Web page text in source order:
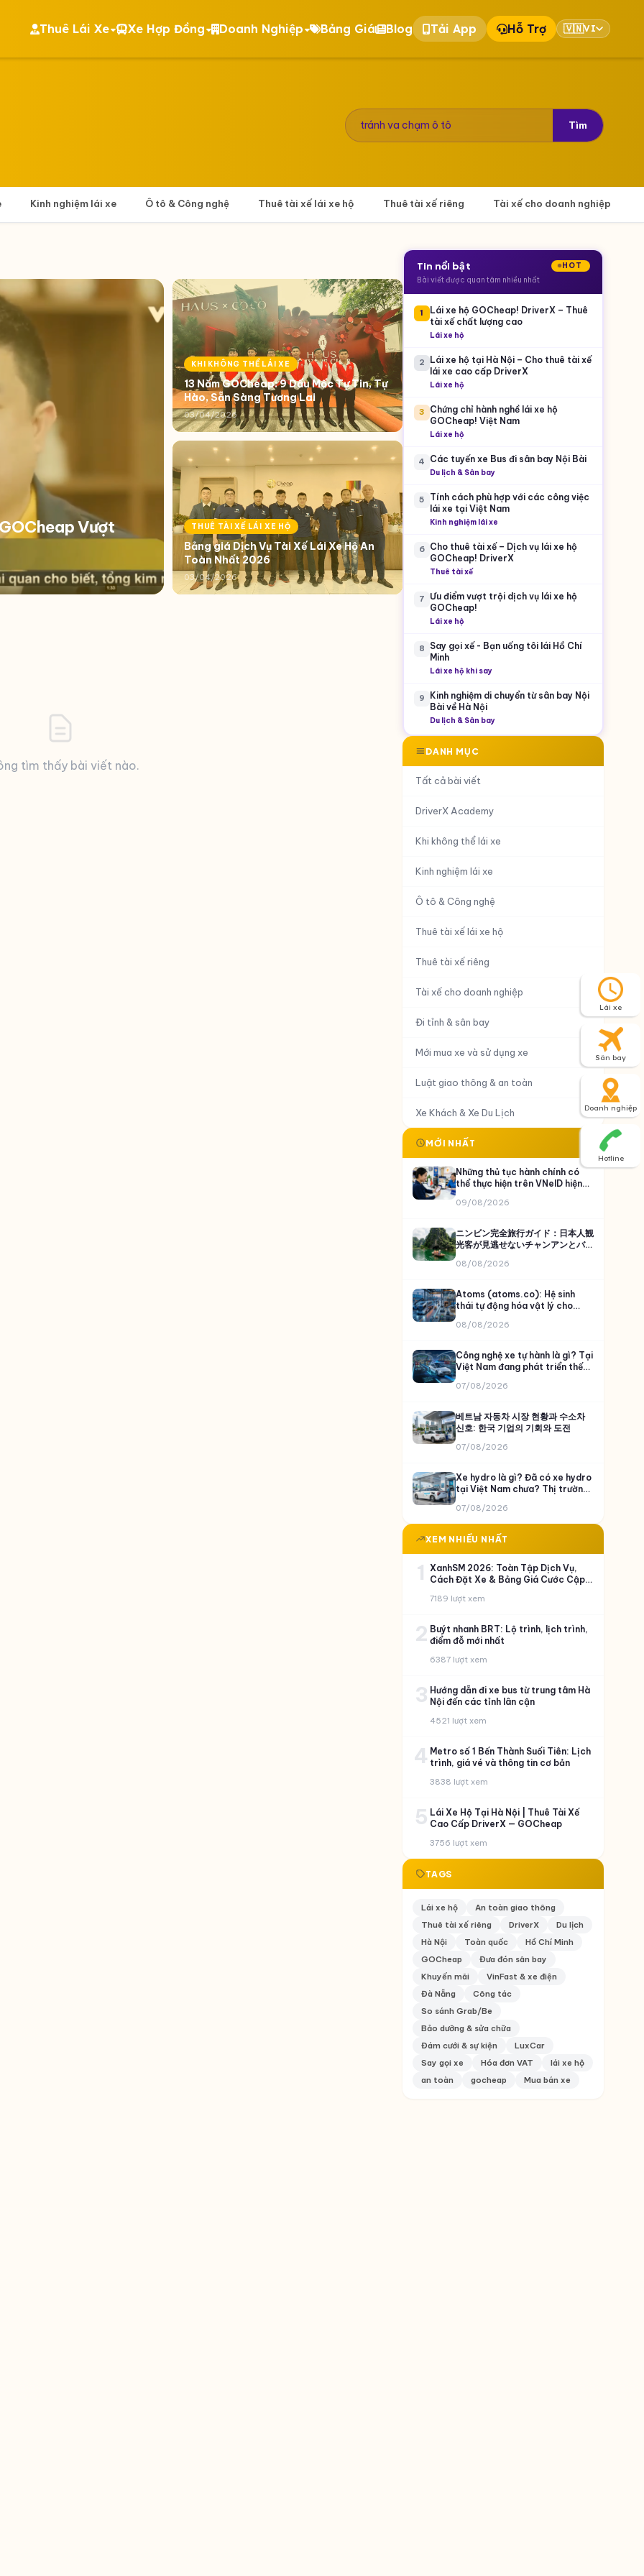
Thuê Lái Xe Xe Hợp Đồng Doanh Nghiệp Bảng Giá Blog Tải App Hỗ Trợ 🇻🇳VI
Tìm
Kinh nghiệm lái xe Ô tô & Công nghệ Thuê tài xế lái xe hộ Thuê tài xế riêng Tài xế cho doanh nghiệp
Vượt
KHI KHÔNG THỂ LÁI XE
13 Năm GOCheap: 9 Dấu Mốc Tự Tin, Tự
Hào, Sẵn Sàng Tương Lai
03/04/2026
THUÊ TÀI XẾ LÁI XE HỘ
Bảng giá Dịch Vụ Tài Xế Lái Xe Hộ An
Toàn Nhất 2026
03/04/2026
tìm thấy bài viết nào.
Tin nổi bật
HOT
Bài viết được quan tâm nhiều nhất
1
Lái xe hộ GOCheap! DriverX – Thuê
tài xế chất lượng cao
Lái xe hộ
2 Lái xe hộ tại Hà Nội – Cho thuê tài xế
lái xe cao cấp DriverX
Lái xe hộ
3 Chứng chỉ hành nghề lái xe hộ
GOCheap! Việt Nam
Lái xe hộ
4 Các tuyến xe Bus đi sân bay Nội Bài
Du lịch & Sân bay
5
Tính cách phù hợp với các công việc
lái xe tại Việt Nam
Kinh nghiệm lái xe
6
Cho thuê tài xế – Dịch vụ lái xe hộ
GOCheap! DriverX
Thuê tài xế
7
Ưu điểm vượt trội dịch vụ lái xe hộ
GOCheap!
Lái xe hộ
8
Say gọi xế - Bạn uống tôi lái Hồ Chí
Minh
Lái xe hộ khi say
9
Kinh nghiệm di chuyển từ sân bay Nội
Bài về Hà Nội
Du lịch & Sân bay
DANH MỤC
Tất cả bài viết
DriverX Academy
Khi không thể lái xe
Kinh nghiệm lái xe
Ô tô & Công nghệ
Thuê tài xế lái xe hộ
Thuê tài xế riêng
Tài xế cho doanh nghiệp
Đi tỉnh & sân bay
Mới mua xe và sử dụng xe
Luật giao thông & an toàn
Xe Khách & Xe Du Lịch
MỚI NHẤT
Những thủ tục hành chính có
thể thực hiện trên VNeID hiện
09/08/2026
ニンビン完全旅行ガイド：日本人観
光客が見逃せないチャンアンとバイ
08/08/2026
Atoms (atoms.co): Hệ sinh
thái tự động hóa vật lý cho
tải
08/08/2026
Công nghệ xe tự hành là gì? Tại
Việt Nam đang phát triển thế
07/08/2026
베트남 자동차 시장 현황과 수소차
신호: 한국 기업의 기회와 도전
07/08/2026
Xe hydro là gì? Đã có xe hydro
tại Việt Nam chưa? Thị trường
07/08/2026
XEM NHIỀU NHẤT
1 XanhSM 2026: Toàn Tập Dịch Vụ,
Cách Đặt Xe & Bảng Giá Cước Cập
7189 lượt xem
2 Buýt nhanh BRT: Lộ trình, lịch trình,
điểm đỗ mới nhất
6387 lượt xem
3 Hướng dẫn đi xe bus từ trung tâm Hà
Nội đến các tỉnh lân cận
4521 lượt xem
4 Metro số 1 Bến Thành Suối Tiên: Lịch
trình, giá vé và thông tin cơ bản
3838 lượt xem
5 Lái Xe Hộ Tại Hà Nội | Thuê Tài Xế
Cao Cấp DriverX — GOCheap
3756 lượt xem
TAGS
Lái xe hộ
An toàn giao thông
Thuê tài xế riêng
DriverX
Du lịch
Hà Nội
Toàn quốc
Hồ Chí Minh
GOCheap
Đưa đón sân bay
Khuyến mãi
VinFast & xe điện
Đà Nẵng
Công tác
So sánh Grab/Be
Bảo dưỡng & sửa chữa
Đám cưới & sự kiện
LuxCar
Say gọi xe
Hóa đơn VAT
lái xe hộ
an toàn
gocheap Mua bán xe
Lái xe
Sân bay
Doanh nghiệp
Hotline